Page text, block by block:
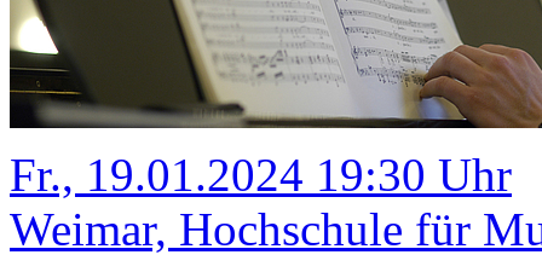
Fr., 19.01.2024 19:30 Uhr
Weimar, Hochschule für